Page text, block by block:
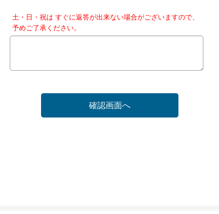
土・日・祝は すぐに返答が出来ない場合がございますので、
予めご了承ください。
確認画面へ